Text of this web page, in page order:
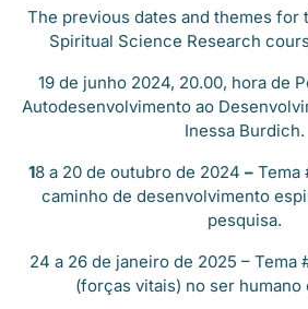
The previous dates and themes for
Spiritual Science Research
19 de junho 2024, 20.00, hora de
Autodesenvolvimento ao
Inessa Burdich.
18 a 20 de outubro de 2024 – Tema
caminho de desenvolvimento
pesquisa.
24 a 26 de janeiro de 2025 – Tema
(forças vitais) no ser humano